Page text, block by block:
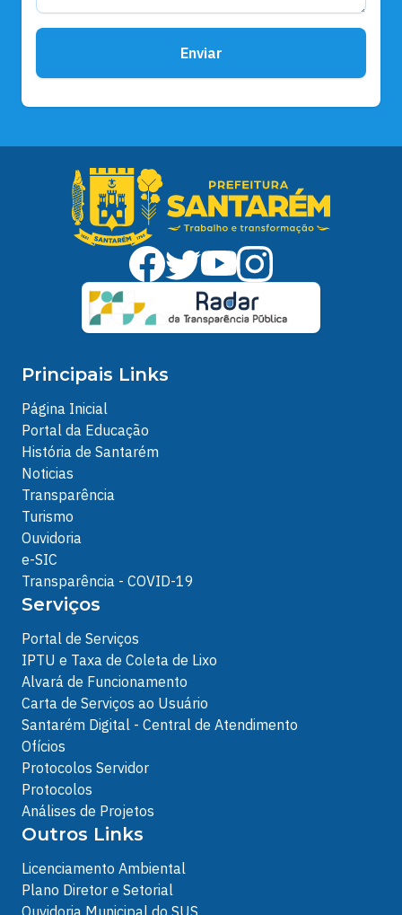
Enviar
Principais Links
Página Inicial
Portal da Educação
História de Santarém
Noticias
Transparência
Turismo
Ouvidoria
e-SIC
Transparência - COVID-19
Serviços
Portal de Serviços
IPTU e Taxa de Coleta de Lixo
Alvará de Funcionamento
Carta de Serviços ao Usuário
Santarém Digital - Central de Atendimento
Ofícios
Protocolos Servidor
Protocolos
Análises de Projetos
Outros Links
Licenciamento Ambiental
Plano Diretor e Setorial
Ouvidoria Municipal do SUS